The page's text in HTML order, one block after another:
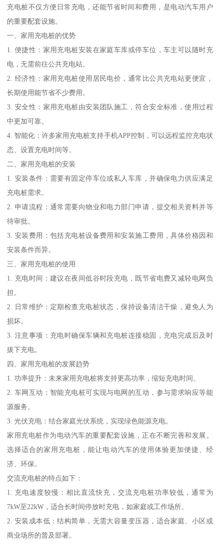
充电桩不仅方便日常充电，还能节省时间和费用，是电动汽车用户
的重要配套设施。
一、家用充电桩的优势
1. 便捷性：家用充电桩安装在家庭车库或停车位，车主可以随时充
电，无需前往公共充电站。
2. 经济性：家用充电桩使用居民电价，通常比公共充电站更便宜，
长期使用能节省不少费用。
3. 安全性：家用充电桩由安装团队施工，符合安全标准，使用过程
中更加可靠。
4. 智能化：许多家用充电桩支持手机APP控制，可以远程监控充电状
态、设置充电时间等。
二、家用充电桩的安装
1. 安装条件：需要有固定停车位或私人车库，并确保电力供应满足
充电桩需求。
2. 申请流程：通常需要向物业和电力部门申请，提交相关资料并等
待审批。
3. 安装费用：包括充电桩设备费用和安装施工费用，具体价格因和
安装条件而异。
三、家用充电桩的使用
1. 充电时间：建议在夜间低谷时段充电，既节省电费又减轻电网负
担。
2. 日常维护：定期检查充电桩状态，保持设备清洁干燥，避免人为
损坏。
3. 注意事项：充电时确保车辆和充电桩连接稳固，充电完成后及时
拔下充电。
四、家用充电桩的发展趋势
1. 功率提升：未来家用充电桩将支持更高功率，缩短充电时间。
2. 车网互动：智能充电桩可实现与电网的互动，参与需求响应等能
源服务。
3. 光伏充电：结合家庭光伏系统，实现绿色能源充电。
家用充电桩作为电动汽车的重要配套设施，正在不断完善和发展。
选择适合的家用充电桩，能让电动汽车的使用体验更加便捷、经
济、环保。
交流充电桩的特点如下：
1. 充电速度较慢：相比直流快充，交流充电桩功率较低，通常为
7kW至22kW，适合长时间停放时充电，如家庭或工作场所。
2. 安装成本低：结构简单，无需大容量变压器，适合家庭、小区或
商业场所的普及部署。